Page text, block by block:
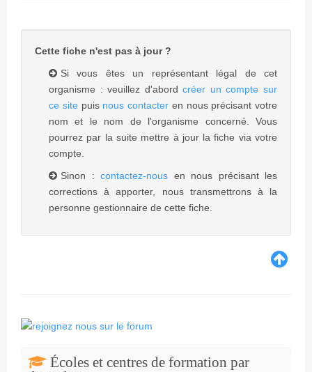
Cette fiche n'est pas à jour ?
Si vous êtes un représentant légal de cet
organisme : veuillez d'abordcréer un compte sur
ce sitepuis nous contacter en nous précisant votre
nom et le nom de l'organisme concerné. Vous
pourrez par la suite mettre à jour la fiche via votre
compte.
Sinon : contactez-nous en nous précisant les
corrections à apporter, nous transmettrons à la
personne gestionnaire de cette fiche.
Écoles et centres de formation par